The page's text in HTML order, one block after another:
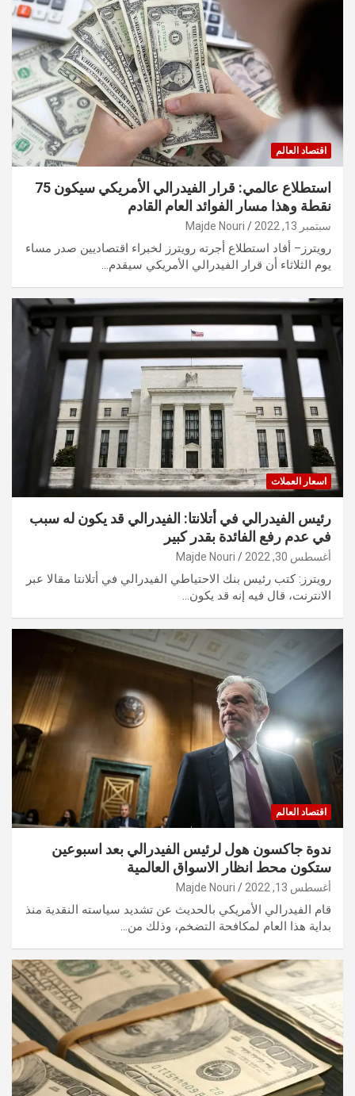
اقتصاد العالم
استطلاع عالمي: قرار الفيدرالي الأمريكي سيكون 75
نقطة وهذا مسار الفوائد العام القادم
سبتمبر 13, 2022 Majde Nouri
رويترز– أفاد استطلاع أجرته رويترز لخبراء اقتصاديين صدر مساء
يوم الثلاثاء أن قرار الفيدرالي الأمريكي سيقدم…
اسعار العملات
رئيس الفيدرالي في أتلانتا: الفيدرالي قد يكون له سبب
في عدم رفع الفائدة بقدر كبير
أغسطس 30, 2022 Majde Nouri
رويترز: كتب رئيس بنك الاحتياطي الفيدرالي في أتلانتا مقالا عبر
الانترنت، قال فيه إنه قد يكون…
اقتصاد العالم
ندوة جاكسون هول لرئيس الفيدرالي بعد اسبوعين
ستكون محط انظار الاسواق العالمية
أغسطس 13, 2022 Majde Nouri
قام الفيدرالي الأمريكي بالحديث عن تشديد سياسته النقدية منذ
بداية هذا العام لمكافحة التضخم، وذلك من…